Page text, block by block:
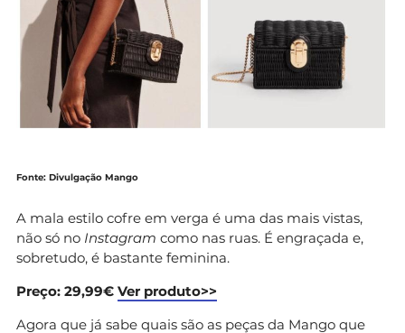
Fonte: Divulgação Mango
A mala estilo cofre em verga é uma das mais vistas,
não só no Instagram como nas ruas. É engraçada e,
sobretudo, é bastante feminina.
Preço: 29,99€ Ver produto>>
Agora que já sabe quais são as peças da Mango que